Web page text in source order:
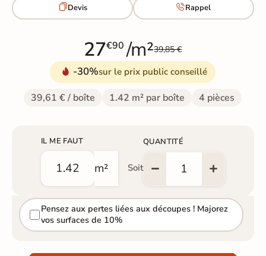
Devis Rappel
27€90 /m²39,85 €
-30%sur le prix public conseillé
39,61 € / boîte 1.42 m² par boîte 4 pièces
IL ME FAUT
m² Soit
QUANTITÉ
Pensez aux pertes liées aux découpes ! Majorez
vos surfaces de 10%